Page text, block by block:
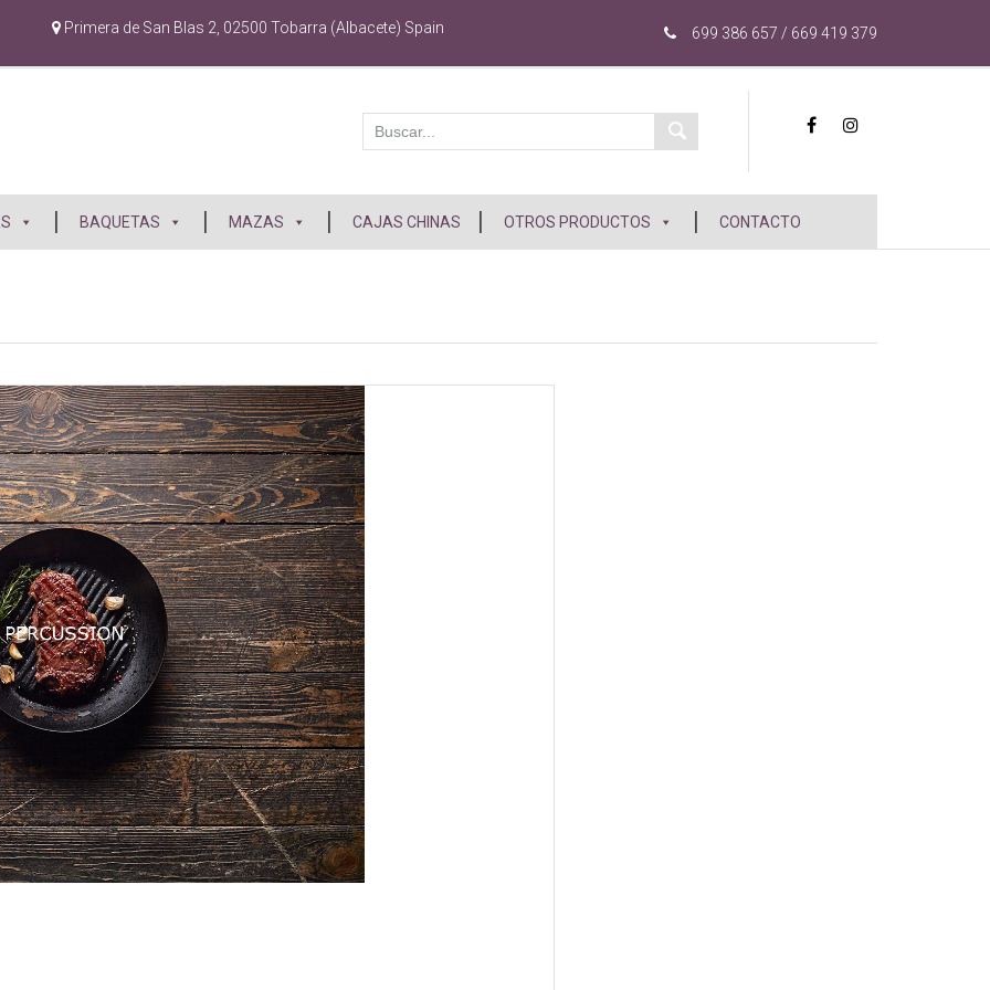
Primera de San Blas 2, 02500 Tobarra (Albacete) Spain 699 386 657 / 669 419 379
BAQUETAS MAZAS CAJAS CHINAS OTROS PRODUCTOS CONTACTO